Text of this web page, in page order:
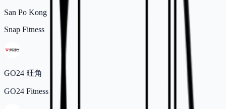
San Po Kong
Snap Fitness
GO24 旺角
GO24 Fitness